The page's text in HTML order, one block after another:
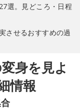
選。見どころ・日程
させるおすすめの過
身を見よ
情報